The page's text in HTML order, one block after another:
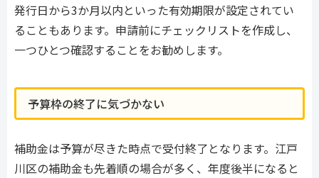
発行日から3か月以内といった有効期限が設定されてい
ることもあります。申請前にチェックリストを作成し、
一つひとつ確認することをお勧めします。
予算枠の終了に気づかない
補助金は予算が尽きた時点で受付終了となります。江戸
川区の補助金も先着順の場合が多く、年度後半になると